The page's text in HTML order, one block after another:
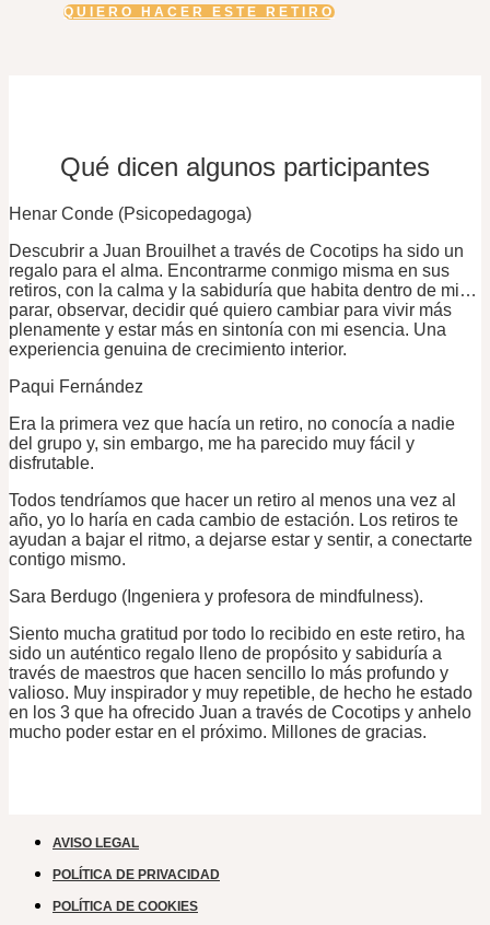
QUIERO HACER ESTE RETIRO
Qué dicen algunos participantes
Henar Conde (Psicopedagoga)
Descubrir a Juan Brouilhet a través de Cocotips ha sido un
regalo para el alma. Encontrarme conmigo misma en sus
retiros, con la calma y la sabiduría que habita dentro de mi…
parar, observar, decidir qué quiero cambiar para vivir más
plenamente y estar más en sintonía con mi esencia. Una
experiencia genuina de crecimiento interior.
Paqui Fernández
Era la primera vez que hacía un retiro, no conocía a nadie
del grupo y, sin embargo, me ha parecido muy fácil y
disfrutable.
Todos tendríamos que hacer un retiro al menos una vez al
año, yo lo haría en cada cambio de estación. Los retiros te
ayudan a bajar el ritmo, a dejarse estar y sentir, a conectarte
contigo mismo.
Sara Berdugo (Ingeniera y profesora de mindfulness).
Siento mucha gratitud por todo lo recibido en este retiro, ha
sido un auténtico regalo lleno de propósito y sabiduría a
través de maestros que hacen sencillo lo más profundo y
valioso. Muy inspirador y muy repetible, de hecho he estado
en los 3 que ha ofrecido Juan a través de Cocotips y anhelo
mucho poder estar en el próximo. Millones de gracias.
AVISO LEGAL
POLÍTICA DE PRIVACIDAD
POLÍTICA DE COOKIES